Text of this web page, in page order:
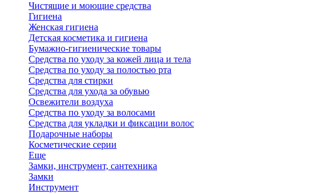
Чистящие и моющие средства
Гигиена
Женская гигиена
Детская косметика и гигиена
Бумажно-гигиенические товары
Средства по уходу за кожей лица и тела
Средства по уходу за полостью рта
Средства для стирки
Средства для ухода за обувью
Освежители воздуха
Средства по уходу за волосами
Средства для укладки и фиксации волос
Подарочные наборы
Косметические серии
Еще
Замки, инструмент, сантехника
Замки
Инструмент